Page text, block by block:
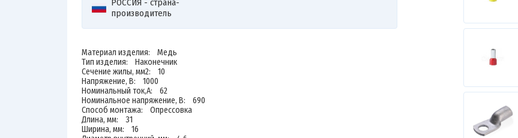
РОССИЯ - страна-
производитель
Материал изделия: Медь
Тип изделия: Наконечник
Сечение жилы, мм2: 10
Напряжение, В: 1000
Номинальный ток,А: 62
Номинальное напряжение, В: 690
Способ монтажа: Опрессовка
Длина, мм: 31
Ширина, мм: 16